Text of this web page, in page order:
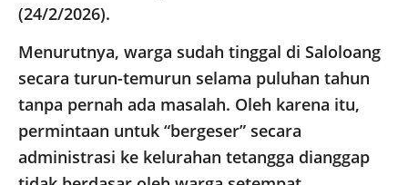
(24/2/2026).
​Menurutnya, warga sudah tinggal di Saloloang
secara turun-temurun selama puluhan tahun
tanpa pernah ada masalah. Oleh karena itu,
permintaan untuk “bergeser” secara
administrasi ke kelurahan tetangga dianggap